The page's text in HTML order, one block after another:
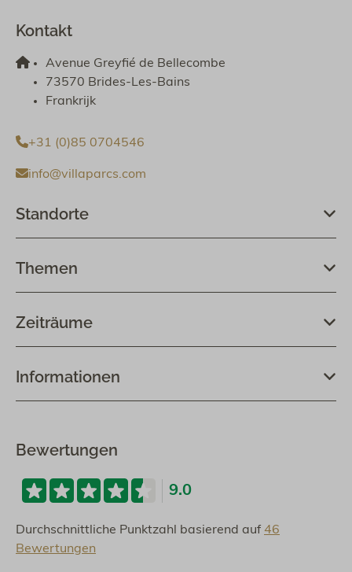
Kontakt
Avenue Greyfié de Bellecombe
73570 Brides-Les-Bains
Frankrijk
+31 (0)85 0704546
info@villaparcs.com
Standorte
Themen
Zeiträume
Informationen
Bewertungen
9.0
Durchschnittliche Punktzahl basierend auf 46
Bewertungen